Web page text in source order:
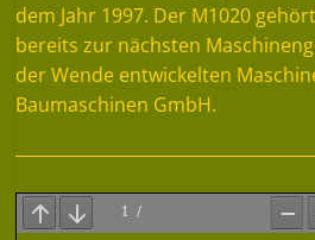
dem Jahr 1997. Der M1020
bereits zur nächsten
der Wende entwickelten
Baumaschinen GmbH.